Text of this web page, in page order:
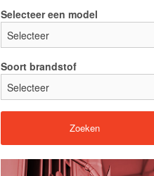
Selecteer een model
Soort brandstof